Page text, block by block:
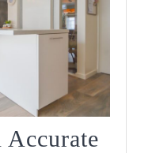
Accurate